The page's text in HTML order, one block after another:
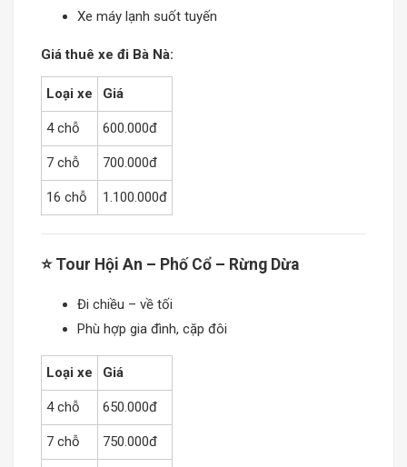
Xe máy lạnh suốt tuyến
Giá thuê xe đi Bà Nà:
Loại xe Giá
4 chỗ 600.000đ
7 chỗ 700.000đ
16 chỗ 1.100.000đ
⭐ Tour Hội An – Phố Cổ – Rừng Dừa
Đi chiều – về tối
Phù hợp gia đình, cặp đôi
Loại xe Giá
4 chỗ 650.000đ
7 chỗ 750.000đ